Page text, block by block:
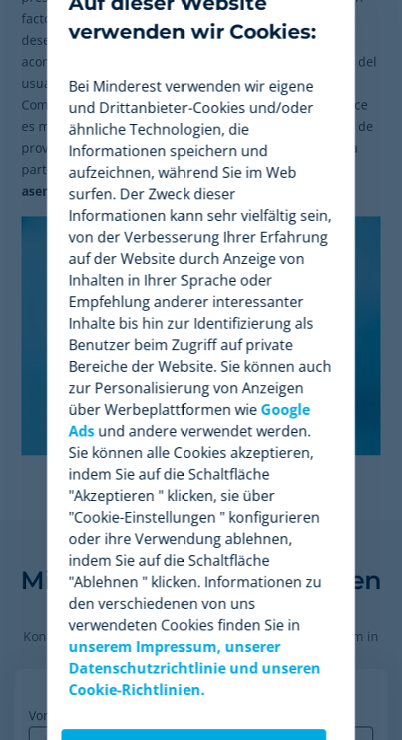
factor imprescindible para que este elemento no
desentone con el resto de la imagen del ecommerce y
acompañe de forma orgánica la experiencia de compra del
usuario.
Como puedes comprobar, la apariencia de tu ecommerce
es más importante de lo que imaginas. Y es que aparte de
proveerte de una buena cantidad de ventas, esta forma
parte de una estrategia a largo plazo que te ayudará a
asentarte en el mercado online.
Finden Sie heraus, wie
Minderest Ihr Unternehmen
voranbringen kann.
Kontaktieren Sie unsere Preisexperten, um die Plattform in
Aktion zu sehen.
Vorname
verwenden wir Cookies:
Bei Minderest verwenden wir eigene
und Drittanbieter-Cookies und/oder
ähnliche Technologien, die
Informationen speichern und
aufzeichnen, während Sie im Web
surfen. Der Zweck dieser
Informationen kann sehr vielfältig sein,
von der Verbesserung Ihrer Erfahrung
auf der Website durch Anzeige von
Inhalten in Ihrer Sprache oder
Empfehlung anderer interessanter
Inhalte bis hin zur Identifizierung als
Benutzer beim Zugriff auf private
Bereiche der Website. Sie können auch
zur Personalisierung von Anzeigen
über Werbeplattformen wie Google
Adsund andere verwendet werden.
Sie können alle Cookies akzeptieren,
indem Sie auf die Schaltfläche
"Akzeptieren " klicken, sie über
"Cookie-Einstellungen " konfigurieren
oder ihre Verwendung ablehnen,
indem Sie auf die Schaltfläche
"Ablehnen " klicken. Informationen zu
den verschiedenen von uns
verwendeten Cookies finden Sie in
unserem Impressum, unserer
Datenschutzrichtlinie und unseren
Cookie-Richtlinien.